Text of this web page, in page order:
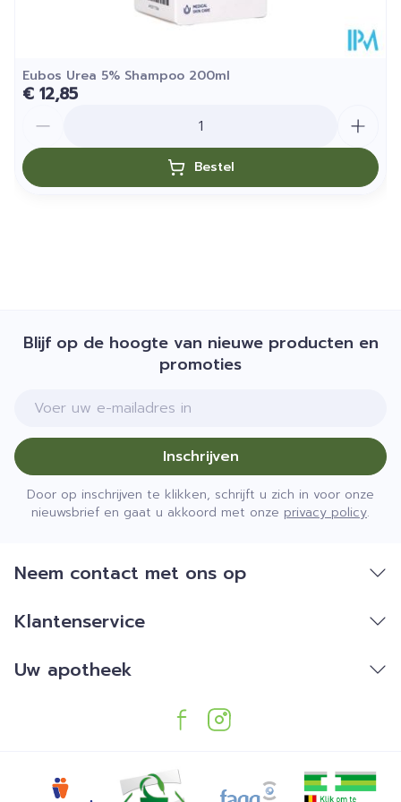
Eubos Urea 5% Shampoo 200ml
€ 12,85
Bestel
Blijf op de hoogte van nieuwe producten en
promoties
E-mail adres
Inschrijven
Door op inschrijven te klikken, schrijft u zich in voor onze
nieuwsbrief en gaat u akkoord met onze privacy policy.
Neem contact met ons op
Klantenservice
Uw apotheek